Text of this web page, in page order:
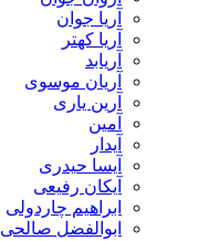
آریا جوان
آریا کهتر
آریابد
آریان موسوی
آرین یاری
آمین
آیدار
آیسا حیدری
آیکان رفیعی
ابراهیم چاردولی
ابوالفضل صالحی